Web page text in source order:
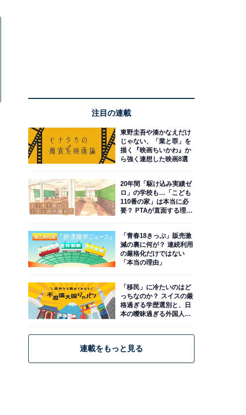
注目の連載
東野圭吾や湊かなえだけ
じゃない、「業と罪」を
描く『映画ちいかわ』か
ら強く連想した映画8選
20年間「駆け込み実績ゼ
ロ」の学校も…「こども
110番の家」は本当に必
要？ PTAが直面する理想
「青春18きっぷ」販売激
減の裏に何が？ 連続利用
の厳格化だけではない
「本当の理由」
「移民」に冷たいのはど
っちなのか？ スイスの厳
格過ぎる学歴選別と、日
本の曖昧過ぎる外国人政
連載をもっと見る